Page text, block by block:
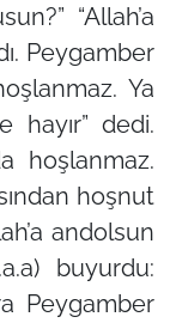
“Allah’a
Peygamber
Ya
hayır” dedi.
hoşlanmaz.
hoşnut
andolsun
buyurdu:
Peygamber